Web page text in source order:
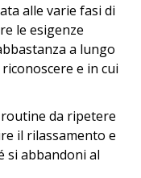
alle varie fasi di
le esigenze
a lungo
e in cui
da ripetere
il rilassamento e
si abbandoni al